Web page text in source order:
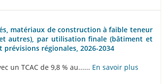
matériaux de construction à faible teneur
autres), par utilisation finale (bâtiment et
régionales, 2026-2034
un TCAC de 9,8 % au...... En savoir plus